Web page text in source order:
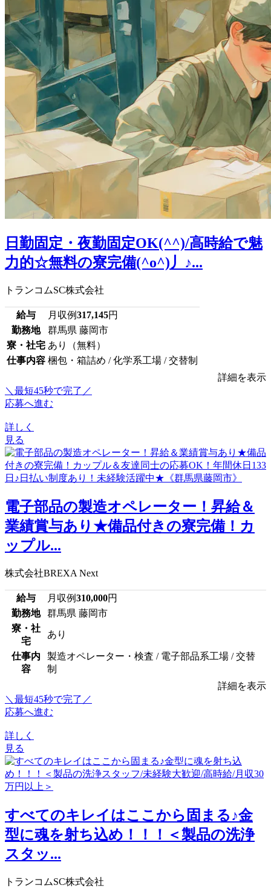
日勤固定・夜勤固定OK(^^)/高時給で魅
力的☆無料の寮完備(^o^)丿♪...
トランコムSC株式会社
給与 月収例317,145円
勤務地
群馬県 藤岡市
寮・社宅 あり（無料）
仕事内容 梱包・箱詰め / 化学系工場 / 交替制
詳細を表示
＼最短45秒で完了／
応募へ進む
詳しく
見る
電子部品の製造オペレーター！昇給＆
業績賞与あり★備品付きの寮完備！カ
ップル...
株式会社BREXA Next
給与 月収例310,000円
勤務地
群馬県 藤岡市
寮・社
宅
あり
仕事内
容
製造オペレーター・検査 / 電子部品系工場 / 交替
制
詳細を表示
＼最短45秒で完了／
応募へ進む
詳しく
見る
すべてのキレイはここから固まる♪金
型に魂を射ち込め！！！＜製品の洗浄
スタッ...
トランコムSC株式会社